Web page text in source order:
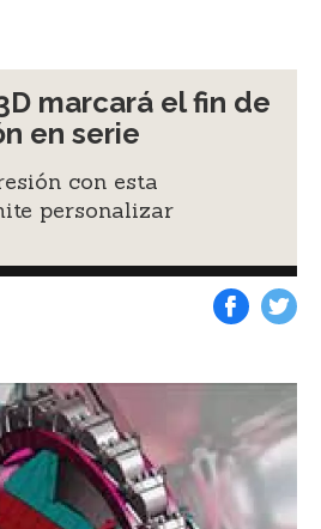
marcará el fin de
en serie
con esta
personalizar